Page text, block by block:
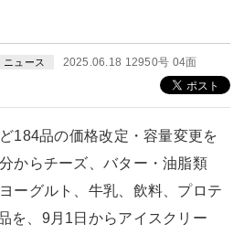
ニュース 2025.06.18 12950号 04面
184品の価格改定・容量変更を
からチーズ、バター・油脂類
ーグルト、牛乳、飲料、プロテ
を、9月1日からアイスクリー